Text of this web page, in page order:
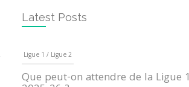
Latest Posts
Ligue 1 / Ligue 2
Que peut-on attendre de la Ligue 1